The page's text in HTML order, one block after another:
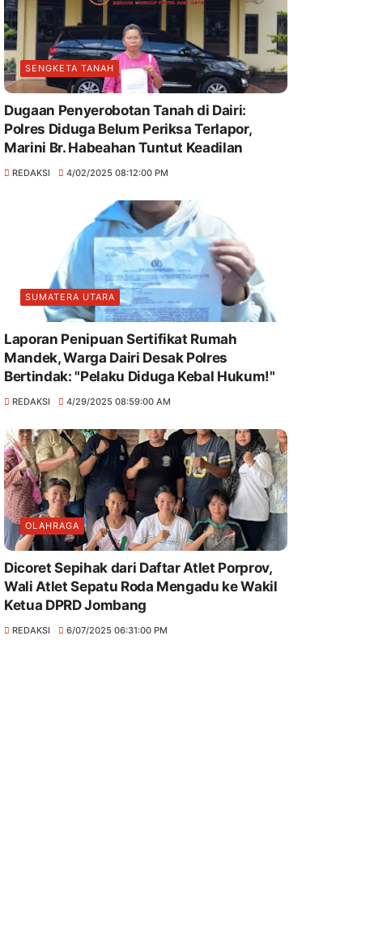
SENGKETA TANAH
Dugaan Penyerobotan Tanah di Dairi:
Polres Diduga Belum Periksa Terlapor,
Marini Br. Habeahan Tuntut Keadilan
REDAKSI 4/02/2025 08:12:00 PM
SUMATERA UTARA
Laporan Penipuan Sertifikat Rumah
Mandek, Warga Dairi Desak Polres
Bertindak: "Pelaku Diduga Kebal Hukum!"
REDAKSI 4/29/2025 08:59:00 AM
OLAHRAGA
Dicoret Sepihak dari Daftar Atlet Porprov,
Wali Atlet Sepatu Roda Mengadu ke Wakil
Ketua DPRD Jombang
REDAKSI 6/07/2025 06:31:00 PM